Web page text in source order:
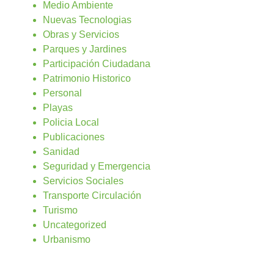
Medio Ambiente
Nuevas Tecnologias
Obras y Servicios
Parques y Jardines
Participación Ciudadana
Patrimonio Historico
Personal
Playas
Policia Local
Publicaciones
Sanidad
Seguridad y Emergencia
Servicios Sociales
Transporte Circulación
Turismo
Uncategorized
Urbanismo